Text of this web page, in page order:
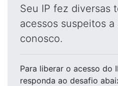
Seu IP fez diversas
acessos suspeitos
conosco.
Para liberar o acesso do
responda ao desafio